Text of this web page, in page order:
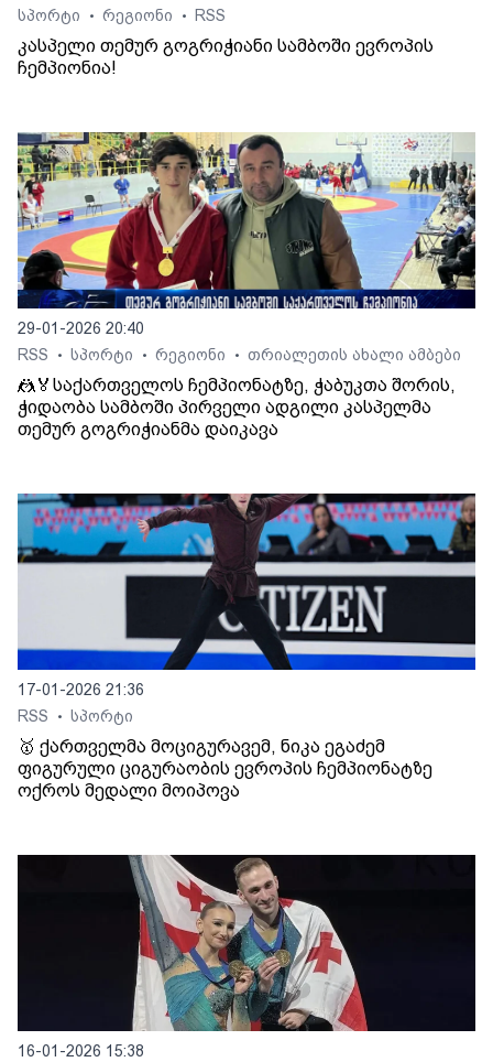
სპორტი
• რეგიონი • RSS
კასპელი თემურ გოგრიჭიანი სამბოში ევროპის
ჩემპიონია!
29-01-2026 20:40
RSS
• სპორტი • რეგიონი • თრიალეთის ახალი ამბები
🤼🏅საქართველოს ჩემპიონატზე, ჭაბუკთა შორის,
ჭიდაობა სამბოში პირველი ადგილი კასპელმა
თემურ გოგრიჭიანმა დაიკავა
17-01-2026 21:36
RSS
• სპორტი
🥇 ქართველმა მოციგურავემ, ნიკა ეგაძემ
ფიგურული ციგურაობის ევროპის ჩემპიონატზე
ოქროს მედალი მოიპოვა
16-01-2026 15:38